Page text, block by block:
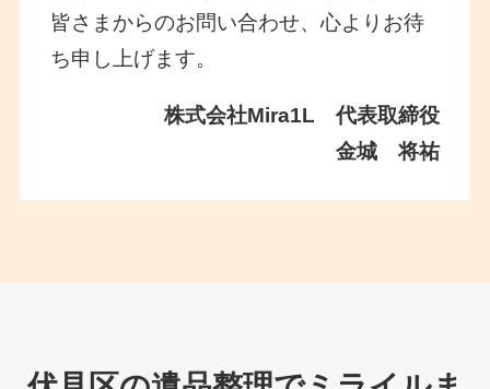
皆さまからのお問い合わせ、心よりお待
ち申し上げます。
株式会社Mira1L 代表取締役
金城 将祐